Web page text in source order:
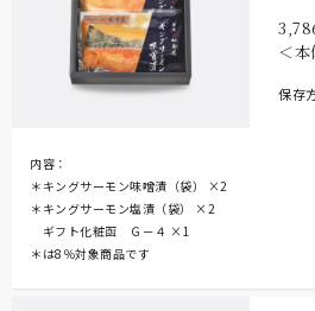
＜本
保存
内容：
＊キングサーモン味噌漬（袋）
×2
＊キングサーモン塩漬（袋）
×2
ギフト化粧函 Ｇ－４ ×1
＊は8％対象商品です